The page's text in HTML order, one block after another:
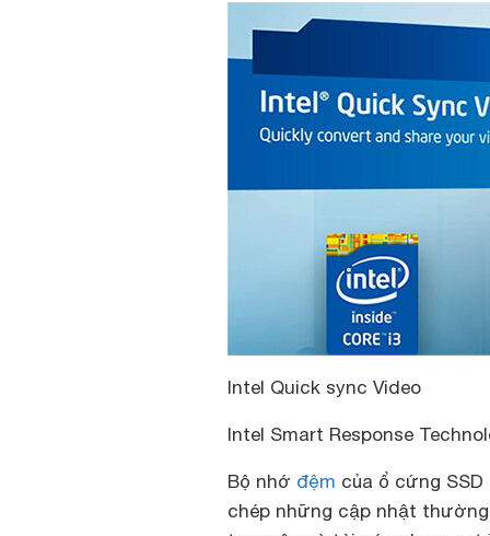
Intel Quick sync Video
Intel Smart Response
Bộ nhớ đệm của ổ cứng
chép những cập nhật